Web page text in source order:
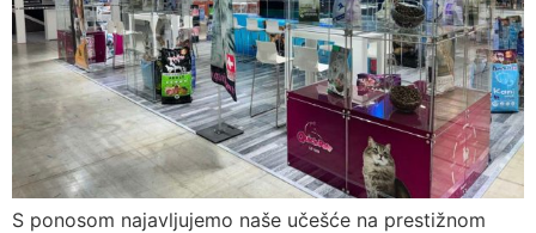
S ponosom najavljujemo naše učešće na prestižnom